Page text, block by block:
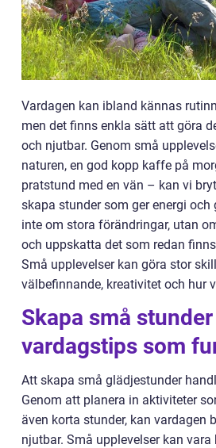
Vardagen kan ibland kännas
men det finns enkla sätt att göra
och njutbar. Genom små
naturen, en god kopp kaffe på
pratstund med en vän – kan vi
skapa stunder som ger energi och
inte om stora förändringar, utan
och uppskatta det som redan
Små upplevelser kan göra stor
välbefinnande, kreativitet och hur
Skapa små
vardagstips som
Att skapa små glädjestunder
Genom att planera in aktiviteter
även korta stunder, kan vardagen
njutbar. Små upplevelser kan vara